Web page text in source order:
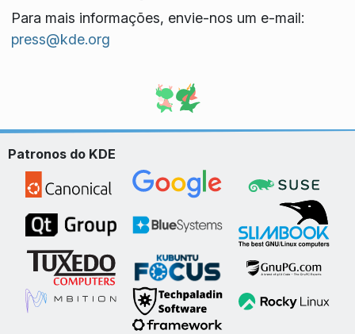
Para mais informações, envie-nos um e-mail:
press@kde.org
Patronos do KDE